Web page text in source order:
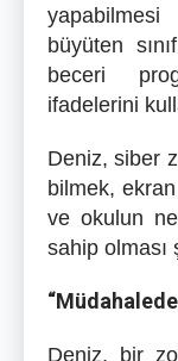
büyüten
beceri
ifadelerini
Deniz, siber
bilmek,
ve okulun
sahip olması
Deniz, bir